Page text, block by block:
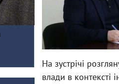
На зустрічі
влади в контексті